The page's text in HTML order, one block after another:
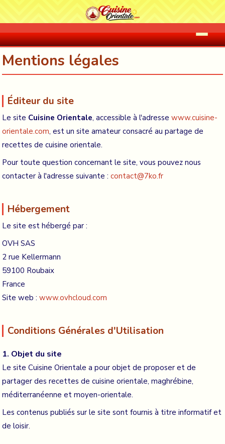
Mentions légales
Éditeur du site
Le site Cuisine Orientale, accessible à l'adresse www.cuisine-
orientale.com, est un site amateur consacré au partage de
recettes de cuisine orientale.
Pour toute question concernant le site, vous pouvez nous
contacter à l'adresse suivante : contact@7ko.fr
Hébergement
Le site est hébergé par :
OVH SAS
2 rue Kellermann
59100 Roubaix
France
Site web : www.ovhcloud.com
Conditions Générales d'Utilisation
1. Objet du site
Le site Cuisine Orientale a pour objet de proposer et de
partager des recettes de cuisine orientale, maghrébine,
méditerranéenne et moyen-orientale.
Les contenus publiés sur le site sont fournis à titre informatif et
de loisir.